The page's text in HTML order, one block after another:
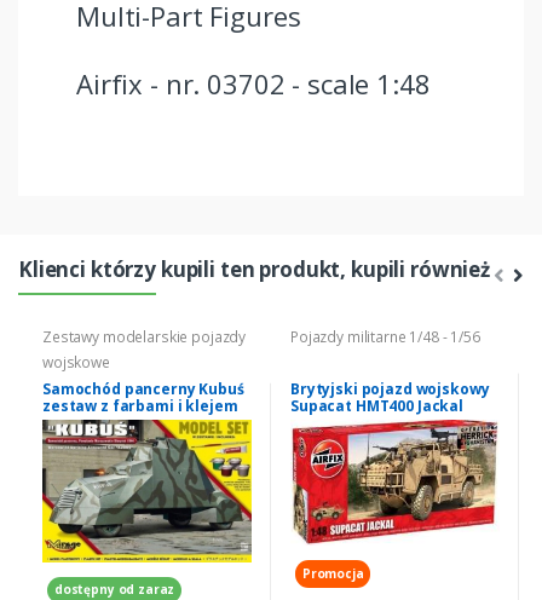
Multi-Part Figures
Airfix - nr. 03702 - scale 1:48
Klienci którzy kupili ten produkt, kupili również
Zestawy modelarskie pojazdy
wojskowe
Samochód pancerny Kubuś
zestaw z farbami i klejem
Mirage Hobby 835091
dostępny od zaraz
Pojazdy militarne 1/48 - 1/56
Brytyjski pojazd wojskowy
Supacat HMT400 Jackal
A05301
Promocja